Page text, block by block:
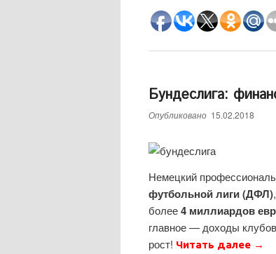
Бундеслига:
Опубликовано 15.02.2018
Немецкий
футбольной лиги (ДФЛ)
более4 миллиардов
главное — доходы
рост! Читать далее →